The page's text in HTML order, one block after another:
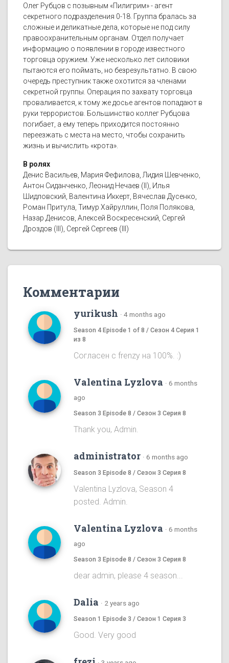
Олег Рубцов с позывным «Пилигрим» - агент
секретного подразделения 0-18. Группа бралась за
сложные и деликатные дела, которые не под силу
правоохранительным органам. Отдел получает
информацию о появлении в городе известного
торговца оружием. Уже несколько лет силовики
пытаются его поймать, но безрезультатно. В свою
очередь преступник также охотится за членами
секретной группы. Операция по захвату торговца
проваливается, к тому же досье агентов попадают в
руки террористов. Большинство коллег Рубцова
погибает, а ему теперь приходится постоянно
переезжать с места на место, чтобы сохранить
жизнь и вычислить «крота».
В ролях
Денис Васильев, Мария Фефилова, Лидия Шевченко,
Антон Сиданченко, Леонид Нечаев (II), Илья
Шидловский, Валентина Иккерт, Вячеслав Дусенко,
Роман Притула, Тимур Хайруллин, Поля Полякова,
Назар Денисов, Алексей Воскресенский, Сергей
Дроздов (III), Сергей Сергеев (III)
Комментарии
yurikush · 4 months ago
Season 4 Episode 1 of 8 / Сезон 4 Серия 1
из 8
Согласен с frenzy на 100%. :)
Valentina Lyzlova · 6 months
ago
Season 3 Episode 8 / Сезон 3 Серия 8
Thank you, Admin.
administrator · 6 months ago
Season 3 Episode 8 / Сезон 3 Серия 8
Valentina Lyzlova, Season 4
posted. Admin.
Valentina Lyzlova · 6 months
ago
Season 3 Episode 8 / Сезон 3 Серия 8
dear admin, please 4 season...
Dalia · 2 years ago
Season 1 Episode 3 / Сезон 1 Серия 3
Good. Very good